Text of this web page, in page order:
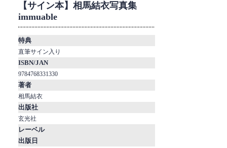
【サイン本】相馬結衣写真集
immuable
特典
直筆サイン入り
ISBN/JAN
9784768331330
著者
相馬結衣
出版社
玄光社
レーベル
出版日